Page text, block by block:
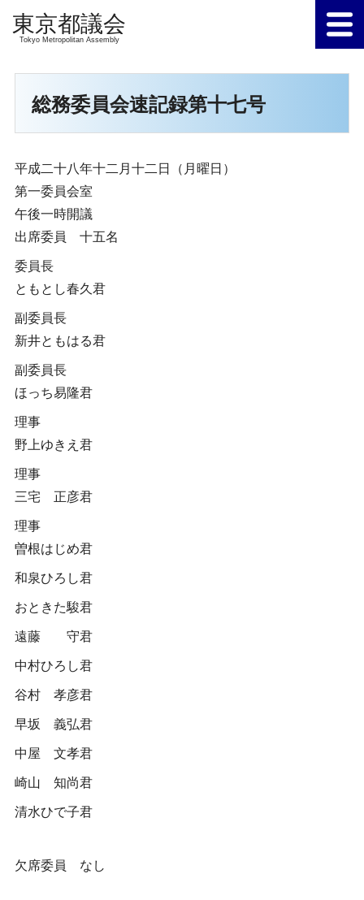
Tokyo Metropolitan Assembly
総務委員会速記録第十七号
平成二十八年十二月十二日（月曜日）
第一委員会室
午後一時開議
出席委員 十五名
委員長
ともとし春久君
副委員長
新井ともはる君
副委員長
ほっち易隆君
理事
野上ゆきえ君
理事
三宅 正彦君
理事
曽根はじめ君
和泉ひろし君
おときた駿君
遠藤 守君
中村ひろし君
谷村 孝彦君
早坂 義弘君
中屋 文孝君
崎山 知尚君
清水ひで子君
欠席委員 なし